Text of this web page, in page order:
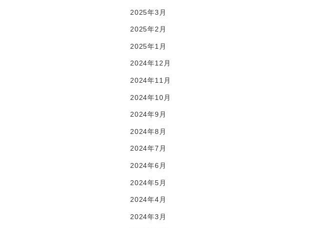
2025年3月
2025年2月
2025年1月
2024年12月
2024年11月
2024年10月
2024年9月
2024年8月
2024年7月
2024年6月
2024年5月
2024年4月
2024年3月